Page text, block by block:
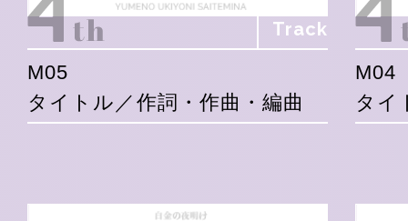
Track
M05
タイトル／作詞・作曲・編曲
M04
タイ